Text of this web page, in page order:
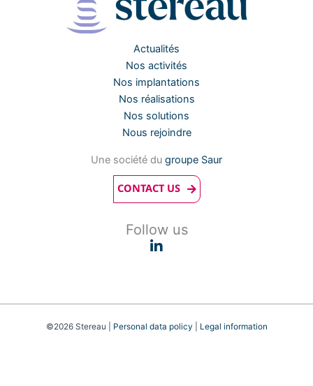
Actualités
Nos activités
Nos implantations
Nos réalisations
Nos solutions
Nous rejoindre
Une société du groupe Saur
CONTACT US
Follow us
©2026 Stereau | Personal data policy Legal information